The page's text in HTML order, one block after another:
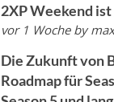
2XP Weekend
vor 1 Woche by
Die Zukunft von
Roadmap für